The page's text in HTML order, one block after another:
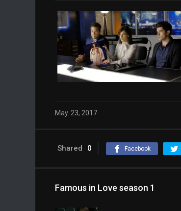
May. 23, 2017
Shared 0 Facebook
Famous in Love season 1